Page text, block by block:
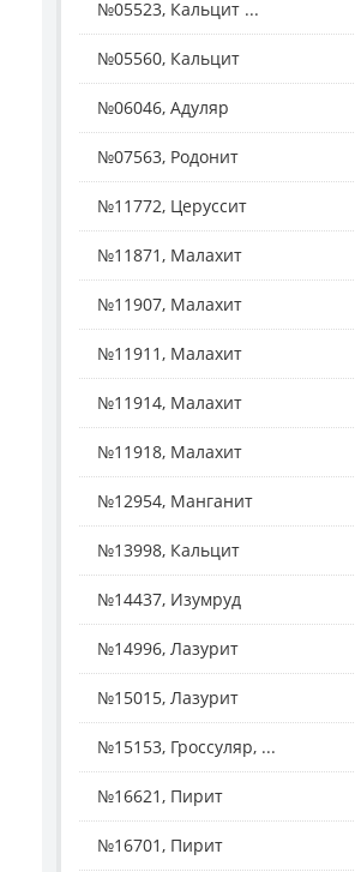
№05523, Кальцит ...
№05560, Кальцит
№06046, Адуляр
№07563, Родонит
№11772, Церуссит
№11871, Малахит
№11907, Малахит
№11911, Малахит
№11914, Малахит
№11918, Малахит
№12954, Манганит
№13998, Кальцит
№14437, Изумруд
№14996, Лазурит
№15015, Лазурит
№15153, Гроссуляр, ...
№16621, Пирит
№16701, Пирит